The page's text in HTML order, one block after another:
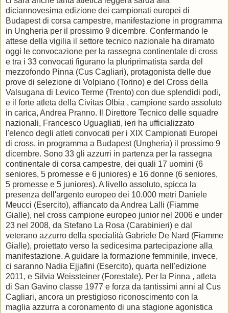
diciannovesima edizione dei campionati europei di
Budapest di corsa campestre, manifestazione in programma
in Ungheria per il prossimo 9 dicembre. Confermando le
attese della vigilia il settore tecnico nazionale ha diramato
oggi le convocazione per la rassegna continentale di cross
e tra i 33 convocati figurano la pluriprimatista sarda del
mezzofondo Pinna (Cus Cagliari), protagonista delle due
prove di selezione di Volpiano (Torino) e del Cross della
Valsugana di Levico Terme (Trento) con due splendidi podi,
e il forte atleta della Civitas Olbia , campione sardo assoluto
in carica, Andrea Pranno. Il Direttore Tecnico delle squadre
nazionali, Francesco Uguagliati, ieri ha ufficializzato
l'elenco degli atleti convocati per i XIX Campionati Europei
di cross, in programma a Budapest (Ungheria) il prossimo 9
dicembre. Sono 33 gli azzurri in partenza per la rassegna
continentale di corsa campestre, dei quali 17 uomini (6
seniores, 5 promesse e 6 juniores) e 16 donne (6 seniores,
5 promesse e 5 juniores). A livello assoluto, spicca la
presenza dell'argento europeo dei 10.000 metri Daniele
Meucci (Esercito), affiancato da Andrea Lalli (Fiamme
Gialle), nel cross campione europeo junior nel 2006 e under
23 nel 2008, da Stefano La Rosa (Carabinieri) e dal
veterano azzurro della specialità Gabriele De Nard (Fiamme
Gialle), proiettato verso la sedicesima partecipazione alla
manifestazione. A guidare la formazione femminile, invece,
ci saranno Nadia Ejjafini (Esercito), quarta nell'edizione
2011, e Silvia Weissteiner (Forestale). Per la Pinna , atleta
di San Gavino classe 1977 e forza da tantissimi anni al Cus
Cagliari, ancora un prestigioso riconoscimento con la
maglia azzurra a coronamento di una stagione agonistica